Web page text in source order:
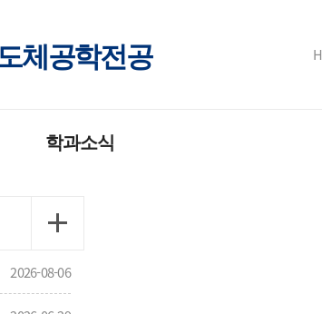
체공학전공
학과소식
2026-08-06